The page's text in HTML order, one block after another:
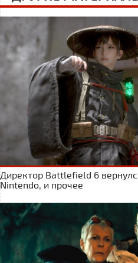
Директор Battlefield 6
Nintendo, и прочее